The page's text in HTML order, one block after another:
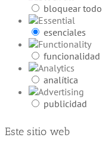
bloquear todo
esenciales
funcionalidad
analítica
publicidad
Este sitio web